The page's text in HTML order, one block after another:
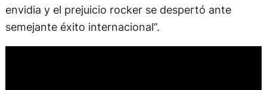
envidia y el prejuicio rocker se despertó ante
semejante éxito internacional”.